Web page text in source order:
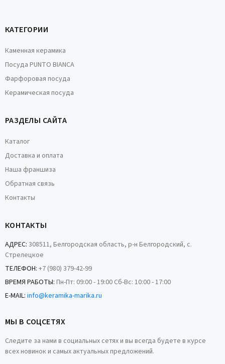
КАТЕГОРИИ
Каменная керамика
Посуда PUNTO BIANCA
Фарфоровая посуда
Керамическая посуда
РАЗДЕЛЫ САЙТА
Каталог
Доставка и оплата
Наша франшиза
Обратная связь
Контакты
КОНТАКТЫ
АДРЕС: 308511, Белгородская область, р-н Белгородский, с.
Стрелецкое
ТЕЛЕФОН: +7 (980) 379-42-99
ВРЕМЯ РАБОТЫ: Пн-Пт: 09:00 - 19:00 Сб-Вс: 10:00 - 17:00
E-MAIL: info@keramika-marika.ru
МЫ В СОЦСЕТЯХ
Следите за нами в социальных сетях и вы всегда будете в курсе
всех новинок и самых актуальных предложений.